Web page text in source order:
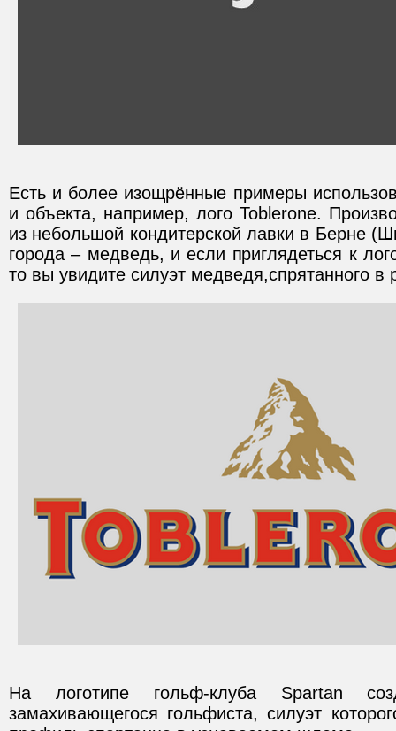
Есть и более изощрённые примеры
и объекта, например, лого Toblerone.
из небольшой кондитерской лавки в Берне
города – медведь, и если приглядеться к
то вы увидите силуэт медведя,спрятанного в
На логотипе гольф-клуба Spartan
замахивающегося гольфиста, силуэт